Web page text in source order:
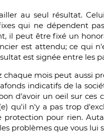
au seul résultat.
qui ne dépendent
il peut être fixé un
est attendu; ce qui
est signée entre les
mois peut aussi
indicatifs de la
d'avoir un oeil sur ces
qu'il n'y a pas trop
protection pour rien.
problèmes que vous lui